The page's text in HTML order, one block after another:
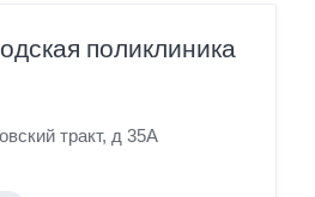
поликлиника
тракт, д 35А